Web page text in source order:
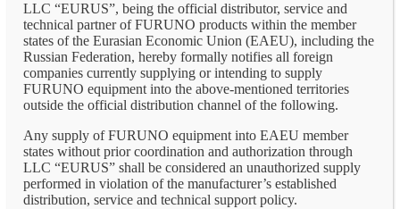
LLC “EURUS”, being the official distributor, service and
technical partner of FURUNO products within the member
states of the Eurasian Economic Union (EAEU), including the
Russian Federation, hereby formally notifies all foreign
companies currently supplying or intending to supply
FURUNO equipment into the above-mentioned territories
outside the official distribution channel of the following.
Any supply of FURUNO equipment into EAEU member
states without prior coordination and authorization through
LLC “EURUS” shall be considered an unauthorized supply
performed in violation of the manufacturer’s established
distribution, service and technical support policy.